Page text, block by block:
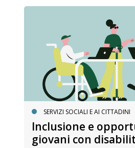
SOCIALI E AI CITTADINI
e opportunità per
con disabilità